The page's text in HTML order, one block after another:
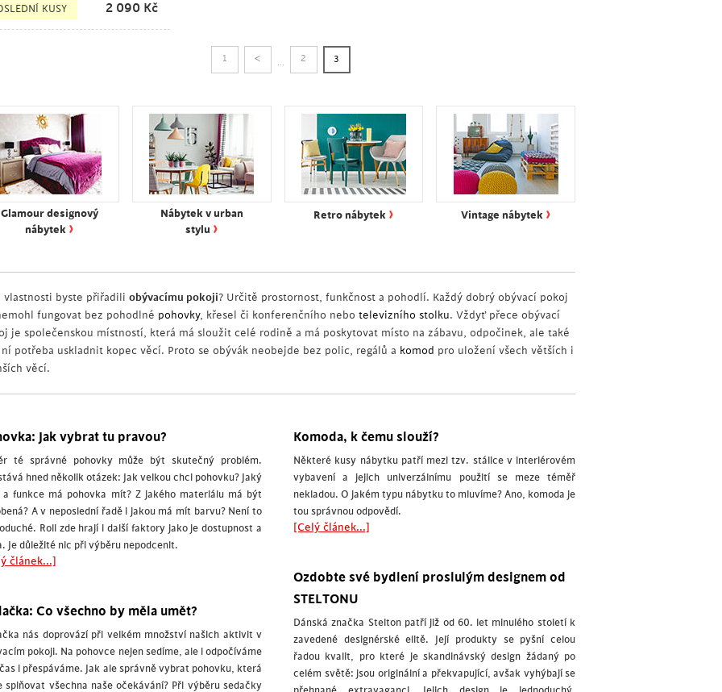
KUSY 2 090 Kč
1 < 2 3
Glamour designový
nábytek ›
Nábytek v urban
stylu ›
Retro nábytek › Vintage nábytek ›
vlastnosti byste přiřadili obývacímu pokoji? Určitě prostornost, funkčnost a pohodlí. Každý dobrý obývací pokoj
fungovat bez pohodlné pohovky, křesel či konferenčního nebo televizního stolku. Vždyť přece obývací
je společenskou místností, která má sloužit celé rodině a má poskytovat místo na zábavu, odpočinek, ale také
potřeba uskladnit kopec věcí. Proto se obývák neobejde bez polic, regálů a komod pro uložení všech větších i
věcí.
Jak vybrat tu pravou?
té správné pohovky může být skutečný problém.
hned několik otázek: Jak velkou chci pohovku? Jaký
funkce má pohovka mít? Z jakého materiálu má být
A v neposlední řadě i jakou má mít barvu? Není to
Roli zde hrají i další faktory jako je dostupnost a
Je důležité nic při výběru nepodcenit.
článek...]
Co všechno by měla umět?
nás doprovází při velkém množství našich aktivit v
pokoji. Na pohovce nejen sedíme, ale i odpočíváme
i přespáváme. Jak ale správně vybrat pohovku, která
splňovat všechna naše očekávání? Při výběru sedačky
Komoda, k čemu slouží?
Některé kusy nábytku patří mezi tzv. stálice v interiérovém
vybavení a jejich univerzálnímu použití se meze téměř
nekladou. O jakém typu nábytku to mluvíme? Ano, komoda je
tou správnou odpovědí.
[Celý článek...]
Ozdobte své bydlení proslulým designem od
STELTONU
Dánská značka Stelton patří již od 60. let minulého století k
zavedené designérské elitě. Její produkty se pyšní celou
řadou kvalit, pro které je skandinávský design žádaný po
celém světě: jsou originální a překvapující, avšak vyhýbají se